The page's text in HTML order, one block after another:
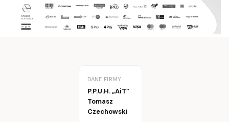
DANE FIRMY
P.P.U.H. „AiT”
Tomasz
Czechowski